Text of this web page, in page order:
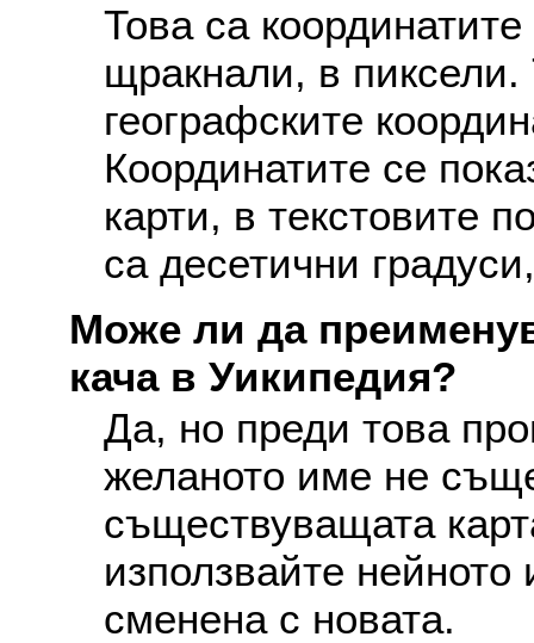
Това са
щракнали, в пиксели.
географските
Координатите се
карти, в текстовите
са десетични
Може ли да
кача в Уикипедия?
Да, но преди това
желаното име не
съществуващата
използвайте
сменена с новата.